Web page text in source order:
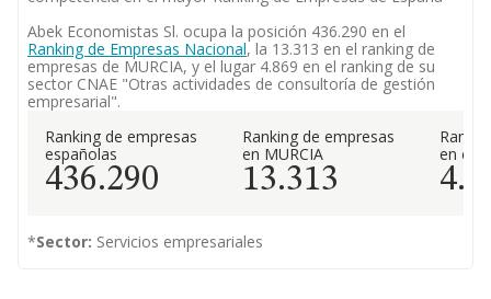
Abek Economistas Sl. ocupa la posición 436.290 en el
Ranking de Empresas Nacional, la 13.313 en el ranking de
empresas de MURCIA, y el lugar 4.869 en el ranking de su
sector CNAE "Otras actividades de consultoría de gestión
empresarial".
Ranking de empresas
españolas
436.290
Ranking de empresas
en MURCIA
13.313
en el
*Sector: Servicios empresariales